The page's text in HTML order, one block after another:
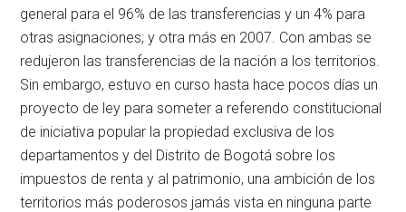
general para el 96% de las transferencias y un 4% para
otras asignaciones; y otra más en 2007. Con ambas se
redujeron las transferencias de la nación a los territorios.
Sin embargo, estuvo en curso hasta hace pocos días un
proyecto de ley para someter a referendo constitucional
de iniciativa popular la propiedad exclusiva de los
departamentos y del Distrito de Bogotá sobre los
impuestos de renta y al patrimonio, una ambición de los
territorios más poderosos jamás vista en ninguna parte